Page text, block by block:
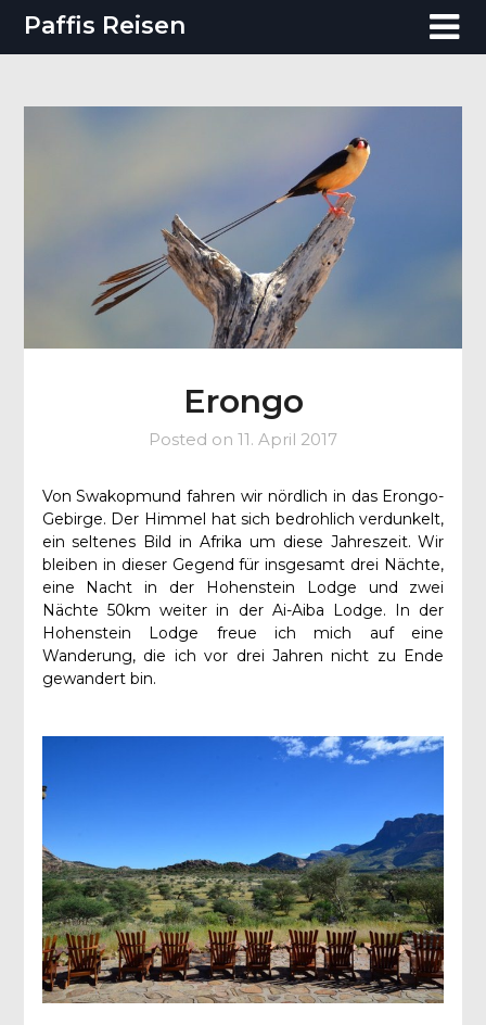
SkipPaffis Reisen
Erongo
Posted on 11. April 2017
Von Swakopmund fahren wir nördlich in das Erongo-
Gebirge. Der Himmel hat sich bedrohlich verdunkelt,
ein seltenes Bild in Afrika um diese Jahreszeit. Wir
bleiben in dieser Gegend für insgesamt drei Nächte,
eine Nacht in der Hohenstein Lodge und zwei
Nächte 50km weiter in der Ai-Aiba Lodge. In der
Hohenstein Lodge freue ich mich auf eine
Wanderung, die ich vor drei Jahren nicht zu Ende
gewandert bin.